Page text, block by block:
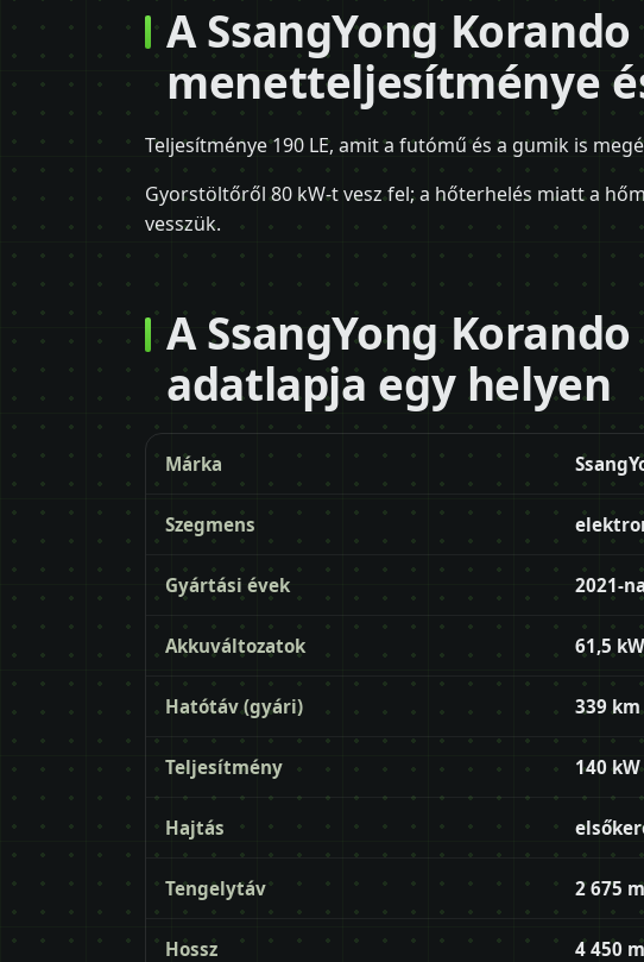
A SsangYong
menetteljesítménye
Teljesítménye 190 LE, amit a futómű és a gumik is
Gyorstöltőről 80 kW-t vesz fel; a hőterhelés miatt a
vesszük.
A SsangYong
adatlapja egy helyen
Márka
Szegmens
Gyártási évek 2021-
Akkuváltozatok 61,5
Hatótáv (gyári) 339 km
Teljesítmény 140
Hajtás
Tengelytáv 2 675
Hossz 4 450